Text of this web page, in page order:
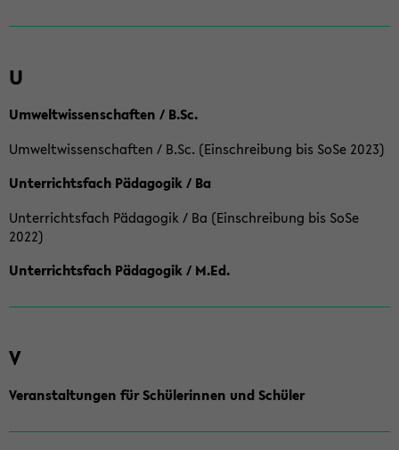
U
Umweltwissenschaften / B.Sc.
Umweltwissenschaften / B.Sc. (Einschreibung bis SoSe 2023)
Unterrichtsfach Pädagogik / Ba
Unterrichtsfach Pädagogik / Ba (Einschreibung bis SoSe
2022)
Unterrichtsfach Pädagogik / M.Ed.
V
Veranstaltungen für Schülerinnen und Schüler